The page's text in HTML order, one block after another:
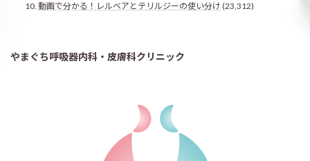
動画で分かる！レルベアとテリルジーの使い分け (23,312)
やまぐち呼吸器内科・皮膚科クリニック